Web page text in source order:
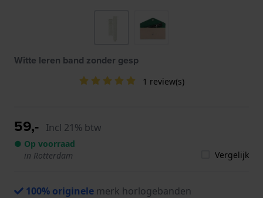
Witte leren band zonder gesp
1 review(s)
59,- Incl 21% btw
● Op voorraad
in Rotterdam
Vergelijk
100% originele merk horlogebanden